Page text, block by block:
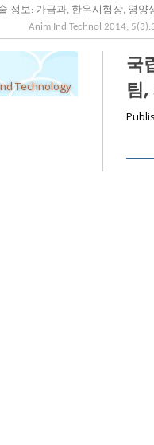
정보: 가금과, 한우시험장, 영
Anim Ind Technol 2014; 5(3):
Technology
국
팀,